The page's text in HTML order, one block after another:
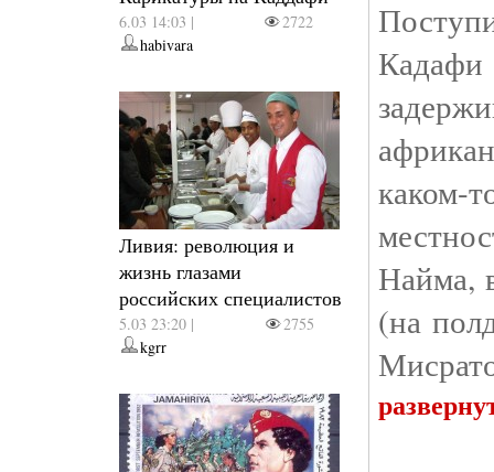
6.03 14:03 |
2722
habivara
Ливия: революция и
жизнь глазами
российских специалистов
5.03 23:20 |
2755
kgrr
каком-
Найма,
(на